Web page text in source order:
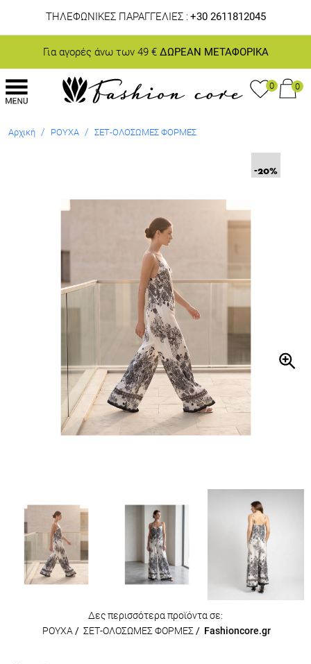
ΤΗΛΕΦΩΝΙΚΕΣ ΠΑΡΑΓΓΕΛΙΕΣ : +30 2611812045
Για αγορές άνω των 49 €ΔΩΡΕΑΝ ΜΕΤΑΦΟΡΙΚΑ
0 0
Αρχική / ΡΟΥΧΑ / ΣΕΤ-ΟΛΟΣΩΜΕΣ ΦΟΡΜΕΣ
-20%
Δες περισσότερα προϊόντα σε:
ΡΟΥΧΑ / ΣΕΤ-ΟΛΟΣΩΜΕΣ ΦΟΡΜΕΣ / Fashioncore.gr